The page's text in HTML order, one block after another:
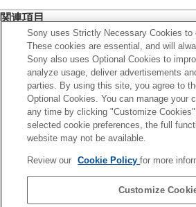
撮影タイミング表示（静止画
レンズなしレリーズ（静止画/
カードなしレリーズ
フリッカーレス設定
［フリッカーレス撮影］と［
ー］の違い
ズームする
フラッシュを使う
レンズ補正（静止画/動画）
関連項目
電子シャッターを活用する
シャッターを活用する
次へ
撮影
ヘルプガイドをご覧ください。
Sony uses Strictly Necessary Cookies to
These cookies are essential, and will
Sony also uses Optional Cookies to
analyze usage, deliver advertisements
parties. By using this site, you agree to
Optional Cookies. You can manage your
any time by clicking "Customize
selected cookie preferences, the full
website may not be available.
Review our Cookie Policyfor more
Customize